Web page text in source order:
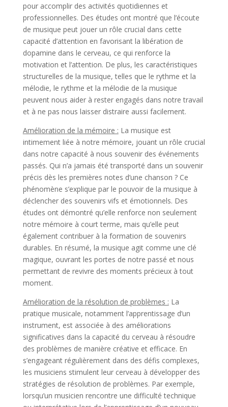
pour accomplir des activités quotidiennes et
professionnelles. Des études ont montré que l’écoute
de musique peut jouer un rôle crucial dans cette
capacité d’attention en favorisant la libération de
dopamine dans le cerveau, ce qui renforce la
motivation et l’attention. De plus, les caractéristiques
structurelles de la musique, telles que le rythme et la
mélodie, le rythme et la mélodie de la musique
peuvent nous aider à rester engagés dans notre travail
et à ne pas nous laisser distraire aussi facilement.
Amélioration de la mémoire : La musique est
intimement liée à notre mémoire, jouant un rôle crucial
dans notre capacité à nous souvenir des événements
passés. Qui n’a jamais été transporté dans un souvenir
précis dès les premières notes d’une chanson ? Ce
phénomène s’explique par le pouvoir de la musique à
déclencher des souvenirs vifs et émotionnels. Des
études ont démontré qu’elle renforce non seulement
notre mémoire à court terme, mais qu’elle peut
également contribuer à la formation de souvenirs
durables. En résumé, la musique agit comme une clé
magique, ouvrant les portes de notre passé et nous
permettant de revivre des moments précieux à tout
moment.
Amélioration de la résolution de problèmes : La
pratique musicale, notamment l’apprentissage d’un
instrument, est associée à des améliorations
significatives dans la capacité du cerveau à résoudre
des problèmes de manière créative et efficace. En
s’engageant régulièrement dans des défis complexes,
les musiciens stimulent leur cerveau à développer des
stratégies de résolution de problèmes. Par exemple,
lorsqu’un musicien rencontre une difficulté technique